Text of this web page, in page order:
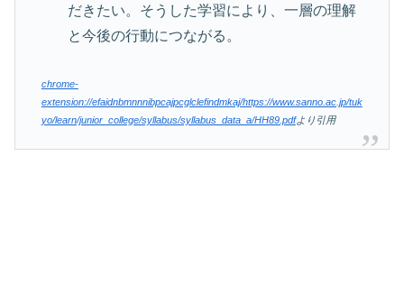
だきたい。そうした学習により、一層の理解
と今後の行動につながる。
chrome-
extension://efaidnbmnnnibpcajpcglclefindmkaj/https://www.sanno.ac.jp/tuk
yo/learn/junior_college/syllabus/syllabus_data_a/HH89.pdfより引用